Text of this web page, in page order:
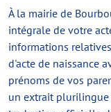
À la mairie de
intégrale de votre
informations
d'acte de naissance
prénoms de vos
un extrait plurilingue